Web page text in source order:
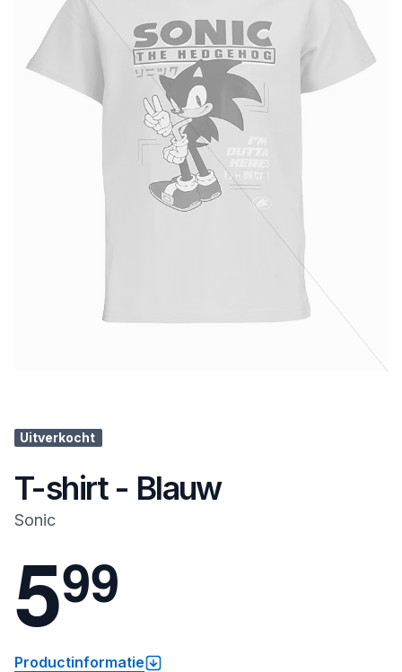
Uitverkocht
T-shirt - Blauw
Sonic
599
Productinformatie